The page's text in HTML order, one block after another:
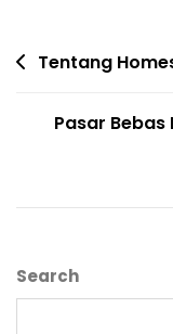
Tentang
Pasar
Search